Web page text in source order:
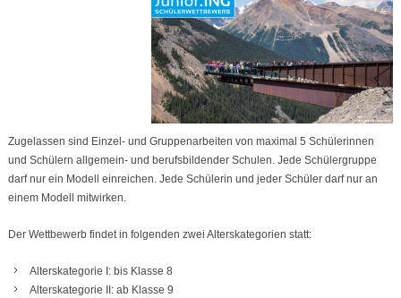
Zugelassen sind Einzel- und Gruppenarbeiten von maximal 5 Schülerinnen
und Schülern allgemein- und berufsbildender Schulen. Jede Schülergruppe
darf nur ein Modell einreichen. Jede Schülerin und jeder Schüler darf nur an
einem Modell mitwirken.
Der Wettbewerb findet in folgenden zwei Alterskategorien statt:
Alterskategorie I: bis Klasse 8
Alterskategorie II: ab Klasse 9